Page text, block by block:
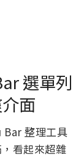
選單列
面
整理工具
看起來超雜